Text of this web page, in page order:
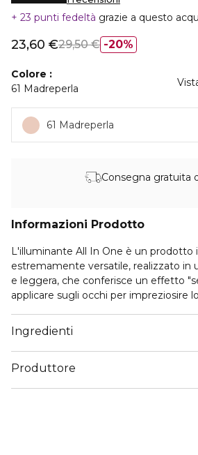
23 punti fedeltà grazie a questo
20%
23,60 €29,50 €
Colore
61 Madreperla
61 Madreperla
Consegna gratuita
Informazioni Prodotto
L'illuminante All In One è un prodotto
estremamente versatile, realizzato in
e leggera, che conferisce un effetto "seconda pelle". Si può
applicare sugli occhi per impreziosire
che consente di modulare l'intensità a
desiderato. La formula innovativa
risultato da naturale a intenso, che si
corso della giornata grazie al pratico
Ingredienti
Produttore